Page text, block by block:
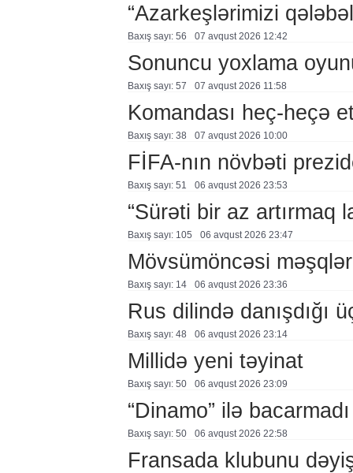
“Azarkeşlərimizi
Baxış sayı: 56 07 avqust 2026 12:42
Sonuncu yoxlama
Baxış sayı: 57 07 avqust 2026 11:58
Komandası heç-heçə
Baxış sayı: 38 07 avqust 2026 10:00
FİFA-nın növbəti
Baxış sayı: 51 06 avqust 2026 23:53
“Sürəti bir az artırmaq
Baxış sayı: 105 06 avqust 2026 23:47
Mövsümöncəsi
Baxış sayı: 14 06 avqust 2026 23:36
Rus dilində danışdığı
Baxış sayı: 48 06 avqust 2026 23:14
Millidə yeni təyinat
Baxış sayı: 50 06 avqust 2026 23:09
“Dinamo” ilə bacarmadı
Baxış sayı: 50 06 avqust 2026 22:58
Fransada klubunu